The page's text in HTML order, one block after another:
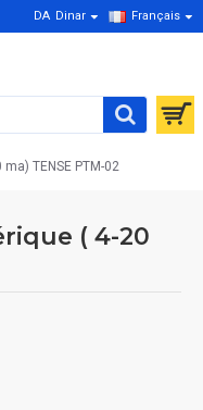
DA Dinar Français
TENSE PTM-02
( 4-20